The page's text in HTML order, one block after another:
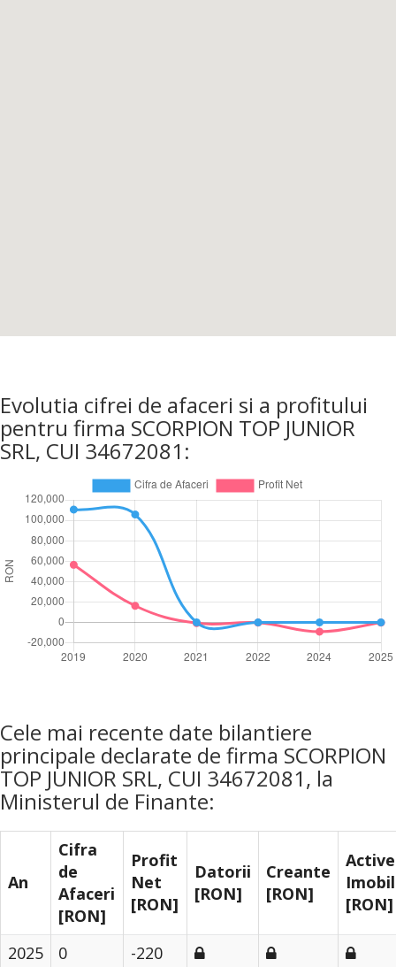
Evolutia cifrei de afaceri si a profitului
pentru firma SCORPION TOP JUNIOR
SRL, CUI 34672081:
Cele mai recente date bilantiere
principale declarate de firma SCORPION
TOP JUNIOR SRL, CUI 34672081, la
Ministerul de Finante:
An
Cifra
de
Afaceri
[RON]
Profit
Net
[RON]
Datorii
[RON]
Creante
[RON]
Active
[RON]
2025 0
-220